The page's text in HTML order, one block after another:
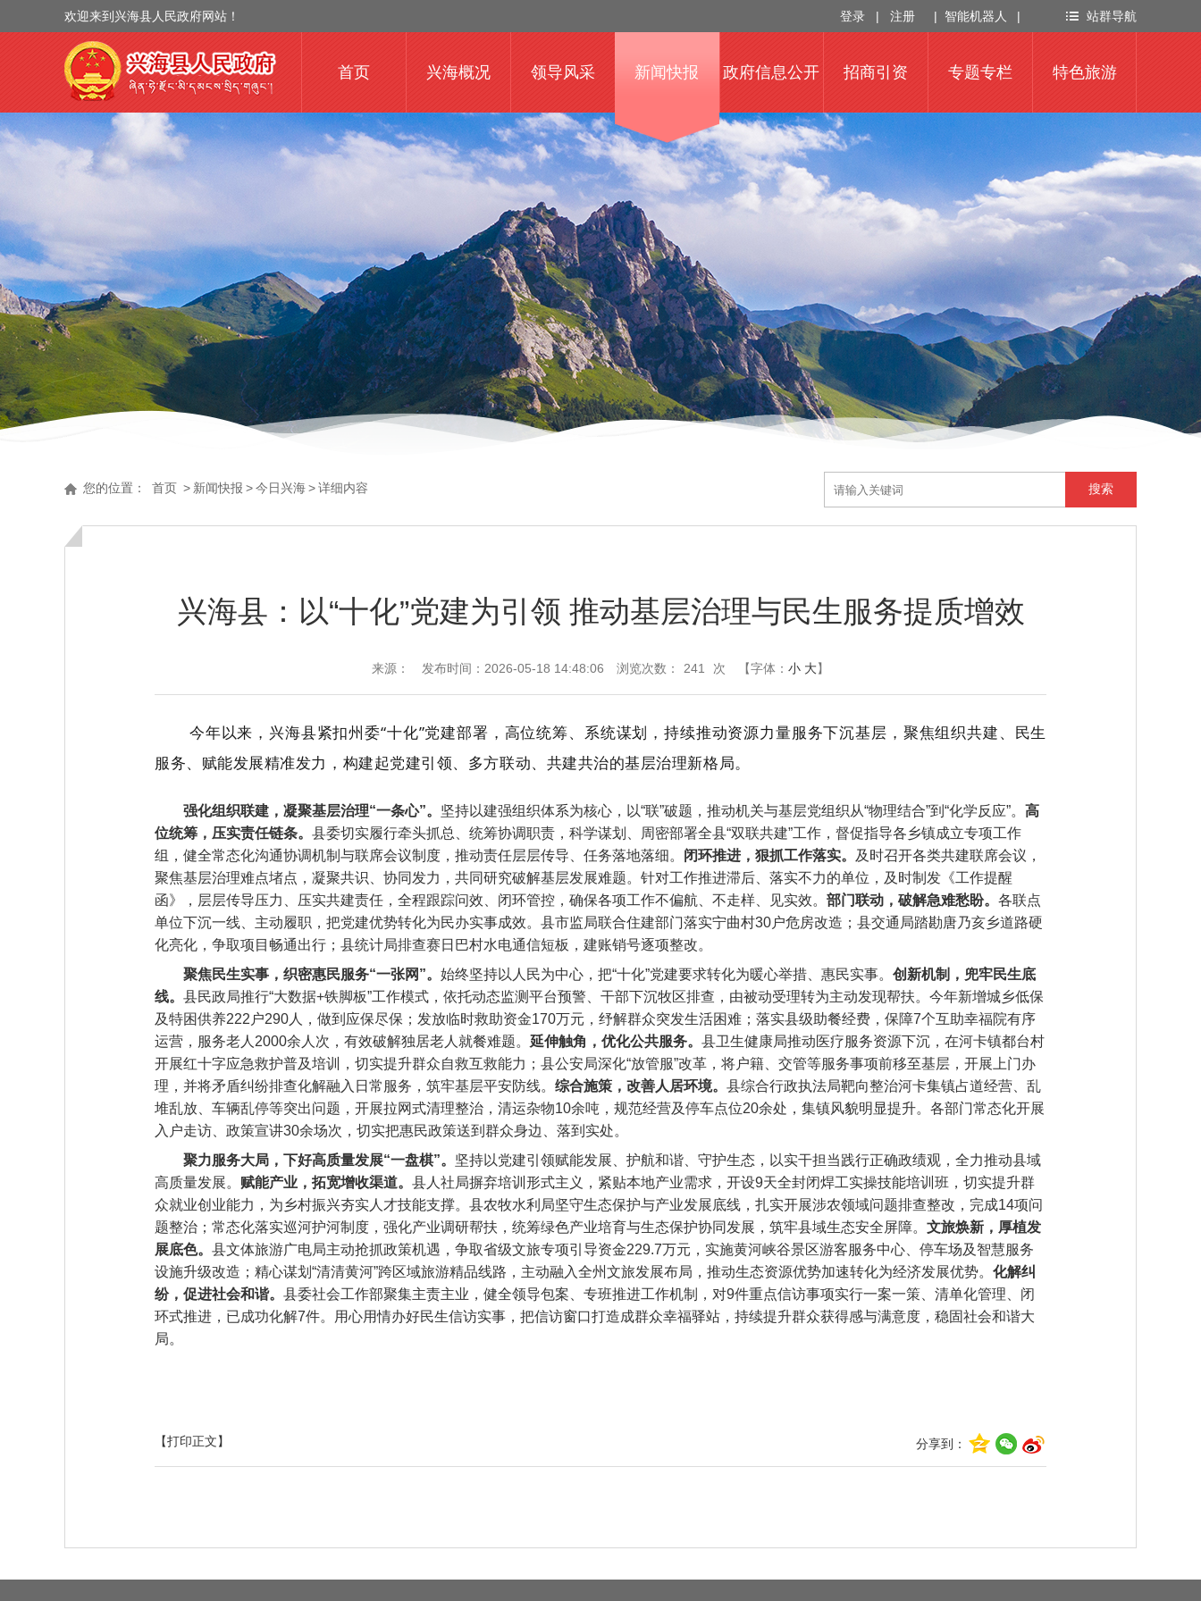
欢迎来到兴海县人民政府网站！ 站群导航
| 智能机器人 |
登录 | 注册
首页 兴海概况 领导风采 新闻快报 政府信息公开 招商引资 专题专栏 特色旅游
您的位置： 首页 > 新闻快报 >今日兴海>详细内容
兴海县：以“十化”党建为引领 推动基层治理与民生服务提质增效
来源： 发布时间：2026-05-18 14:48:06 浏览次数： 241 次 【字体： 小 大】
今年以来，兴海县紧扣州委“十化”党建部署，高位统筹、系统谋划，持续推动资源力量服务下沉基层，聚焦组织共建、民生
服务、赋能发展精准发力，构建起党建引领、多方联动、共建共治的基层治理新格局。
强化组织联建，凝聚基层治理“一条心”。 坚持以建强组织体系为核心，以“联”破题，推动机关与基层党组织从“物理结合”到“化学反应”。‌ 高
位统筹，压实责任链条‌。 县委切实履行牵头抓总、统筹协调职责，科学谋划、周密部署全县“双联共建”工作，督促指导各乡镇成立专项工作
组，健全常态化沟通协调机制与联席会议制度，推动责任层层传导、任务落地落细。 闭环推进，狠抓工作落实。
及时召开各类共建联席会议，
聚焦基层治理难点堵点，凝聚共识、协同发力，共同研究破解基层发展难题。针对工作推进滞后、落实不力的单位，及时制发《工作提醒
函》，层层传导压力、压实共建责任，全程跟踪问效、闭环管控，确保各项工作不偏航、不走样、见实效。‌ 部门联动，破解急难愁盼‌。 各联点
单位下沉一线、主动履职，把党建优势转化为民办实事成效。县市监局联合住建部门落实宁曲村30户危房改造；县交通局踏勘唐乃亥乡道路硬
化亮化，争取项目畅通出行；县统计局排查赛日巴村水电通信短板，建账销号逐项整改。
聚焦民生实事，织密惠民服务“一张网”。 始终坚持以人民为中心，把“十化”党建要求转化为暖心举措、惠民实事。‌ 创新机制，兜牢民生底
线‌。 县民政局推行“大数据+铁脚板”工作模式，依托动态监测平台预警、干部下沉牧区排查，由被动受理转为主动发现帮扶。今年新增城乡低保
及特困供养222户290人，做到应保尽保；发放临时救助资金170万元，纾解群众突发生活困难；落实县级助餐经费，保障7个互助幸福院有序
运营，服务老人2000余人次，有效破解独居老人就餐难题。‌ 延伸触角，优化公共服务‌。 县卫生健康局推动医疗服务资源下沉，在河卡镇都台村
开展红十字应急救护普及培训，切实提升群众自救互救能力；‌县公安局‌深化“放管服”改革，将户籍、交管等服务事项前移至基层，开展上门办
理，并将矛盾纠纷排查化解融入日常服务，筑牢基层平安防线。‌ 综合施策，改善人居环境‌。‌ 县综合行政执法局靶向整治河卡集镇占道经营、乱
堆乱放、车辆乱停等突出问题，开展拉网式清理整治，清运杂物10余吨，规范经营及停车点位20余处，集镇风貌明显提升。各部门常态化开展
入户走访、政策宣讲30余场次，切实把惠民政策送到群众身边、落到实处。
聚力服务大局，下好高质量发展“一盘棋”。 坚持以党建引领赋能发展、护航和谐、守护生态，以实干担当践行正确政绩观，全力推动县域
高质量发展。 赋能产业，拓宽增收渠道。 县人社局摒弃培训形式主义，紧贴本地产业需求，开设9天全封闭焊工实操技能培训班，切实提升群
众就业创业能力，为乡村振兴夯实人才技能支撑。县农牧水利局坚守生态保护与产业发展底线，扎实开展涉农领域问题排查整改，完成14项问
题整治；常态化落实巡河护河制度，强化产业调研帮扶，统筹绿色产业培育与生态保护协同发展，筑牢县域生态安全屏障。 文旅焕新，厚植发
展底色。 县文体旅游广电局主动抢抓政策机遇，争取省级文旅专项引导资金229.7万元，实施黄河峡谷景区游客服务中心、停车场及智慧服务
设施升级改造；精心谋划“清清黄河”跨区域旅游精品线路，主动融入全州文旅发展布局，推动生态资源优势加速转化为经济发展优势。 化解纠
纷，促进社会和谐。 县委社会工作部聚集主责主业，健全领导包案、专班推进工作机制，对9件重点信访事项实行一案一策、清单化管理、闭
环式推进，已成功化解7件。用心用情办好民生信访实事，把信访窗口打造成群众幸福驿站，持续提升群众获得感与满意度，稳固社会和谐大
局。
分享到：
【打印正文】